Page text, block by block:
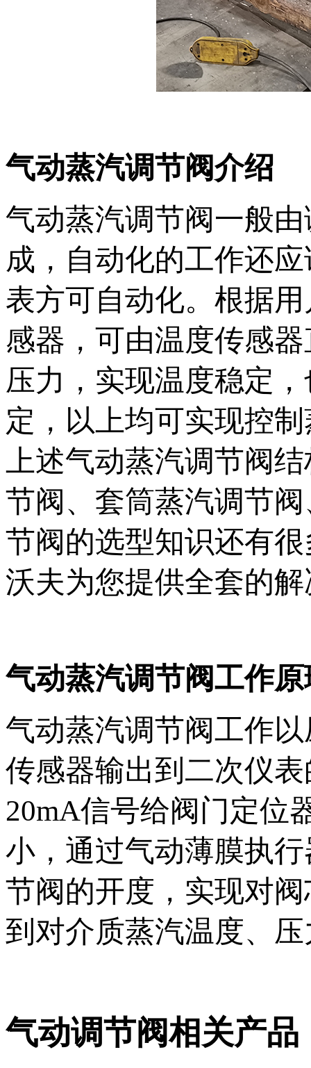
气动蒸汽调节阀介绍
气动蒸汽调节阀一般
成，自动化的工作还
表方可自动化。根据
感器，可由温度传感
压力，实现温度稳定
定，以上均可实现控
上述气动蒸汽调节阀
节阀、套筒蒸汽调节
节阀的选型知识还有
沃夫为您提供全套的
气动蒸汽调节阀工作原
气动蒸汽调节阀工作
传感器输出到二次仪
20mA信号给阀门定位
小，通过气动薄膜执
节阀的开度，实现对
到对介质蒸汽温度、
气动调节阀相关产品